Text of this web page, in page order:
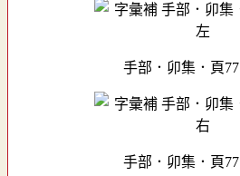
手部．卯集．頁
手部．卯集．頁